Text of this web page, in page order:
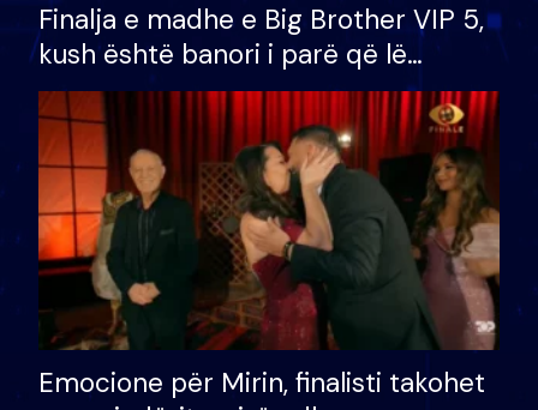
Finalja e madhe e Big Brother VIP 5,
kush është banori i parë që lë
shtëpinë dhe humb mundësinë për
të fituar çmimin e madh
Emocione për Mirin, finalisti takohet